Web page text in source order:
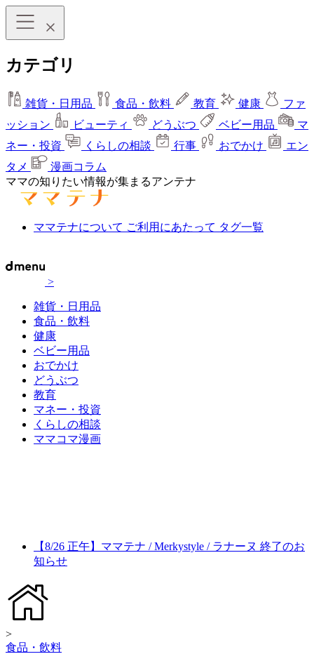
カテゴリ
雑貨・日用品 食品・飲料 教育 健康
ファ
ッション
ビューティ どうぶつ ベビー用品
マ
ネー・投資
くらしの相談 行事 おでかけ
エン
タメ
漫画コラム
ママの知りたい情報が集まるアンテナ
ママテナについて ご利用にあたって タグ一覧
>
雑貨・日用品
食品・飲料
健康
ベビー用品
おでかけ
どうぶつ
教育
マネー・投資
くらしの相談
ママコマ漫画
【8/26 正午】ママテナ / Merkystyle / ラナーヌ 終了のお
知らせ
>
食品・飲料